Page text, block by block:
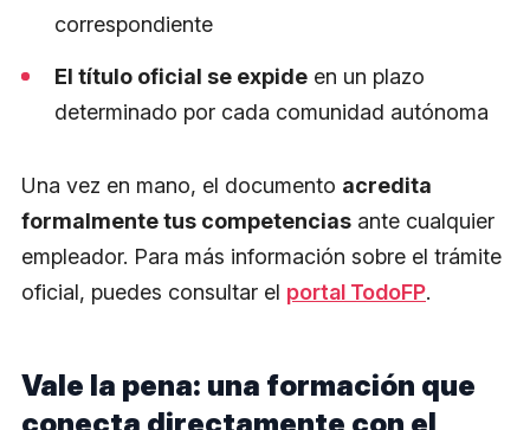
correspondiente
El título oficial se expide en un plazo
determinado por cada comunidad autónoma
Una vez en mano, el documento acredita
formalmente tus competencias ante cualquier
empleador. Para más información sobre el trámite
oficial, puedes consultar el portal TodoFP.
Vale la pena: una formación que